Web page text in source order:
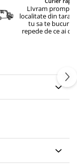
LIvram prompt
localitate din tara.
tu sa te bucuri
repede de ce ai